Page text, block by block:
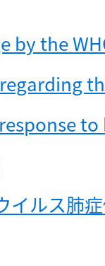
by the
response
イルス肺